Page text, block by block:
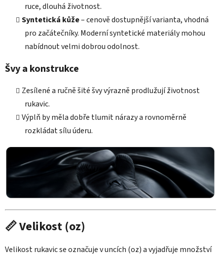
ruce, dlouhá životnost.
Syntetická kůže– cenově dostupnější varianta, vhodná
pro začátečníky. Moderní syntetické materiály mohou
nabídnout velmi dobrou odolnost.
Švy a konstrukce
Zesílené a ručně šité švy výrazně prodlužují životnost
rukavic.
Výplň by měla dobře tlumit nárazy a rovnoměrně
rozkládat sílu úderu.
📏 Velikost (oz)
Velikost rukavic se označuje v uncích (oz) a vyjadřuje množství